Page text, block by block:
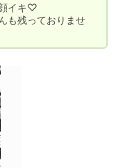
イキ♡
も残っておりませ